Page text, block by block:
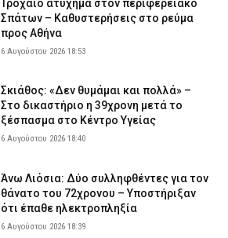
Τροχαίο ατύχημα στον περιφερειακό
Σπάτων – Καθυστερήσεις στο ρεύμα
προς Αθήνα
6 Αυγούστου 2026 18:53
Σκιάθος: «Δεν θυμάμαι και πολλά» –
Στο δικαστήριο η 39χρονη μετά το
ξέσπασμα στο Κέντρο Υγείας
6 Αυγούστου 2026 18:40
Άνω Λιόσια: Δύο συλληφθέντες για τον
θάνατο του 72χρονου – Υποστήριξαν
ότι έπαθε ηλεκτροπληξία
6 Αυγούστου 2026 18:39